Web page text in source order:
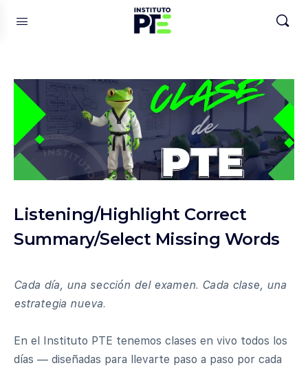
Listening/Highlight Correct
Summary/Select Missing Words
Cada día, una sección del examen. Cada clase, una
estrategia nueva.
En el Instituto PTE tenemos clases en vivo todos los
días — diseñadas para llevarte paso a paso por cada